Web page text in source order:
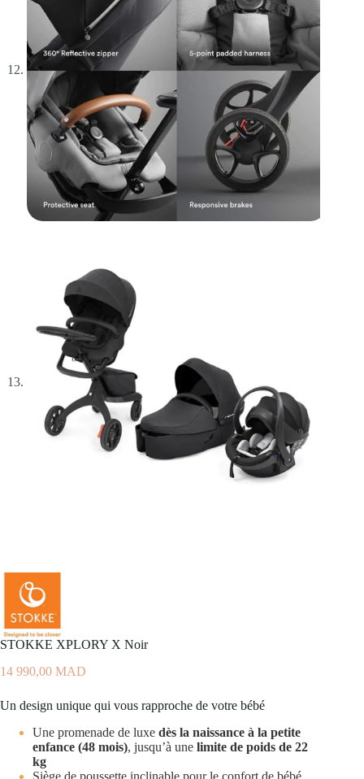
STOKKE XPLORY X Noir
14 990,00 MAD
Un design unique qui vous rapproche de votre bébé
Une promenade de luxe dès la naissance à la petite
enfance (48 mois), jusqu’à une limite de poids de 22
kg
Siège de poussette inclinable pour le confort de bébé